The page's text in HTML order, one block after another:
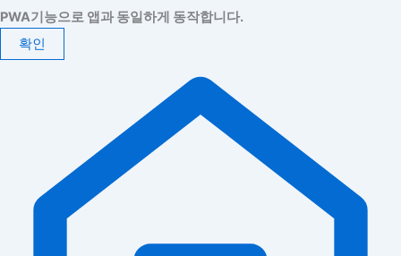
PWA기능으로 앱과 동일하게 동작합니다.
확인